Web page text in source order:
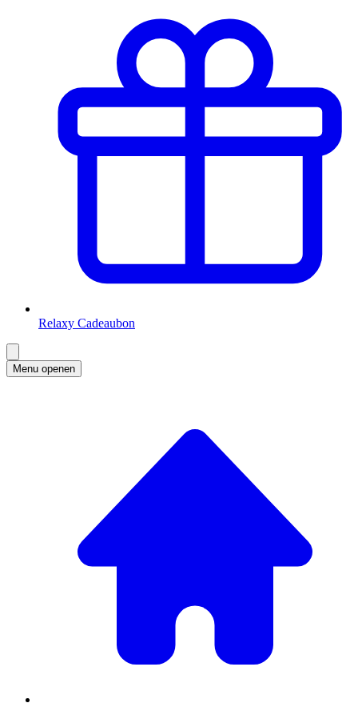
Relaxy Cadeaubon
Menu openen